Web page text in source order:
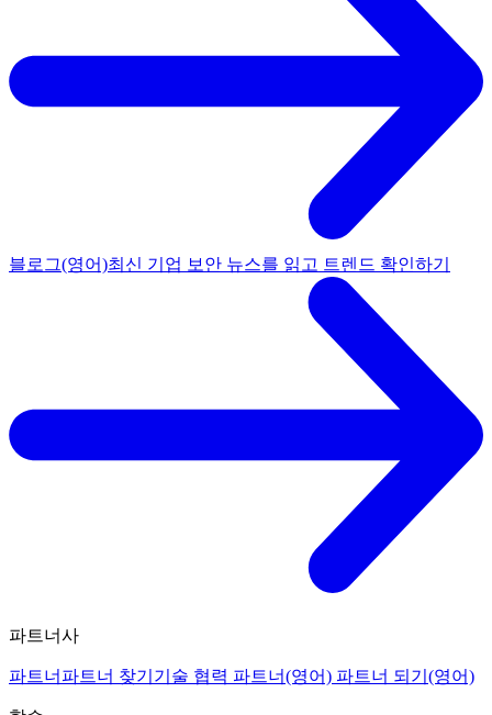
블로그(영어)최신 기업 보안 뉴스를 읽고 트렌드 확인하기
파트너사
파트너 파트너 찾기 기술 협력 파트너(영어) 파트너 되기(영어)